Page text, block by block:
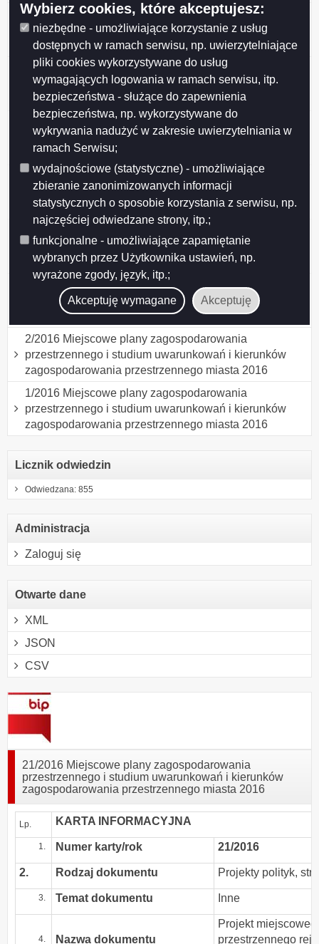
Wybierz cookies, które akceptujesz:
niezbędne - umożliwiające korzystanie z usług
dostępnych w ramach serwisu, np. uwierzytelniające
pliki cookies wykorzystywane do usług
wymagających logowania w ramach serwisu, itp.
bezpieczeństwa - służące do zapewnienia
bezpieczeństwa, np. wykorzystywane do
wykrywania nadużyć w zakresie uwierzytelniania w
ramach Serwisu;
wydajnościowe (statystyczne) - umożliwiające
zbieranie zanonimizowanych informacji
statystycznych o sposobie korzystania z serwisu, np.
najczęściej odwiedzane strony, itp.;
funkcjonalne - umożliwiające zapamiętanie
wybranych przez Użytkownika ustawień, np.
wyrażone zgody, język, itp.;
Akceptuję wymagane Akceptuję
8/2016 Miejscowe plany zagospodarowania
przestrzennego i studium uwarunkowań i kierunków
zagospodarowania przestrzennego miasta 2016
7/2016 Miejscowe plabny zagospoadarowania
przestrzennego i studium uwarunkowań i kierunków
zagospodarowania przestrzennego miasta 2016ia
6/2016 Miejscowe plany zagospodarowania
przestrzennego i studium uwarunkowań i kierunków
zagospodarowania przestrzennego miasta 2016
5/2016 Miejscowe plany zagospodarowania
przestrzennego i studium uwarunkowań i kierunków
zagospodarowania przestrzennego miasta 2016
4/2016 Miejscowe plany zagospodarowania
przestrzennego i studium uwarunkowań i kierunków
zagospodarowania przestrzennego miasta 2016
3/2016 Miejscowe plany zagospodarowania
przestrzennego i studium uwarunkowań i kierunków
zagospodarowania przestrzennego miasta 2016
2/2016 Miejscowe plany zagospodarowania
przestrzennego i studium uwarunkowań i kierunków
zagospodarowania przestrzennego miasta 2016
1/2016 Miejscowe plany zagospodarowania
przestrzennego i studium uwarunkowań i kierunków
zagospodarowania przestrzennego miasta 2016
Licznik odwiedzin
Odwiedzana: 855
Administracja
Zaloguj się
Otwarte dane
XML
JSON
CSV
21/2016 Miejscowe plany zagospodarowania
przestrzennego i studium uwarunkowań i kierunków
zagospodarowania przestrzennego miasta 2016
Lp. KARTA INFORMACYJNA
Numer karty/rok 21/2016
2. Rodzaj dokumentu Projekty polityk,
Temat dokumentu Inne
Nazwa dokumentu
Projekt
przestrzennego